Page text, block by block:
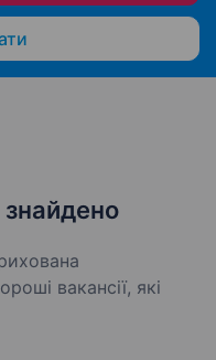
вакансії, які